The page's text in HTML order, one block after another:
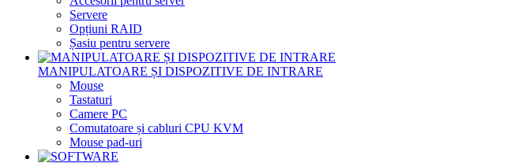
Servere
Opțiuni RAID
Șasiu pentru servere
MANIPULATOARE ȘI DISPOZITIVE DE INTRARE
Mouse
Tastaturi
Camere PC
Comutatoare și cabluri CPU KVM
Mouse pad-uri